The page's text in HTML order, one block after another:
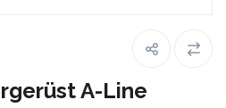
A-Line